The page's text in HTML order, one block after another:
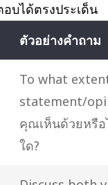
บได้ตรงประเด็น
ตัวอย่างคำถาม
To what
statement/
คุณเห็นด้วยหรื
ใด?